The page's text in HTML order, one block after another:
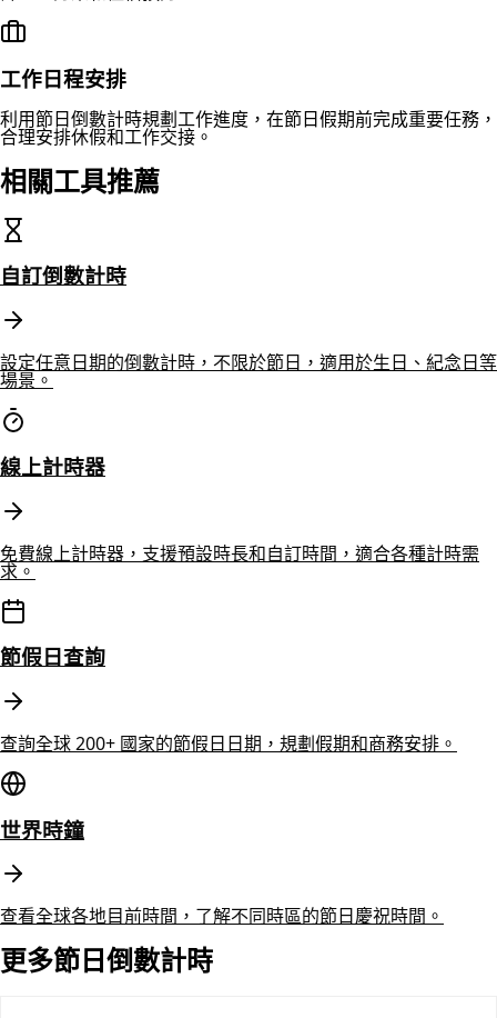
工作日程安排
利用節日倒數計時規劃工作進度，在節日假期前完成重要任務，
合理安排休假和工作交接。
相關工具推薦
自訂倒數計時
設定任意日期的倒數計時，不限於節日，適用於生日、紀念日等
場景。
線上計時器
免費線上計時器，支援預設時長和自訂時間，適合各種計時需
求。
節假日查詢
查詢全球 200+ 國家的節假日日期，規劃假期和商務安排。
世界時鐘
查看全球各地目前時間，了解不同時區的節日慶祝時間。
更多節日倒數計時